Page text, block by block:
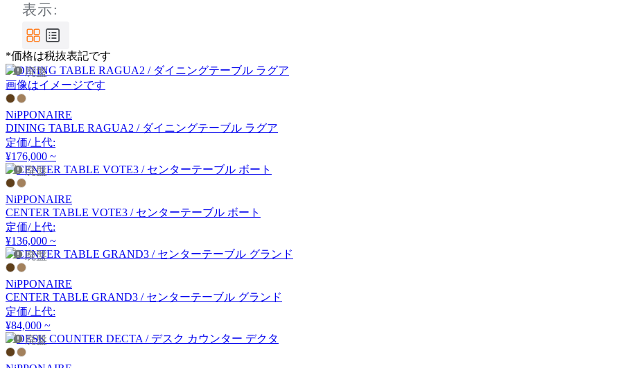
ANONIMA CASTELLI
アノニマカステッリ
Another Garden
アナザーガーデン
アリアケ
アルペール
arrmet
表示:
*価格は税抜表記です
廃盤
画像はイメージです
NiPPONAIRE
DINING TABLE RAGUA2 / ダイニングテーブル ラグア
定価/上代:
¥176,000 ~
廃盤
NiPPONAIRE
CENTER TABLE VOTE3 / センターテーブル ボート
定価/上代:
¥136,000 ~
廃盤
NiPPONAIRE
CENTER TABLE GRAND3 / センターテーブル グランド
定価/上代:
¥84,000 ~
廃盤